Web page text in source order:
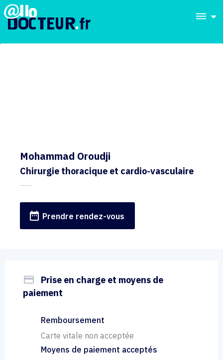
dehaze
Mohammad Oroudji
Chirurgie thoracique et cardio-vasculaire
date_range Prendre rendez-vous
payment
Prise en charge et moyens de
paiement
Remboursement
Carte vitale non acceptée
Moyens de paiement acceptés